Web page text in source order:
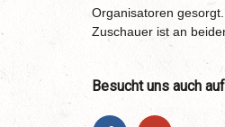
Organisatoren
Zuschauer ist an
Besucht uns auch